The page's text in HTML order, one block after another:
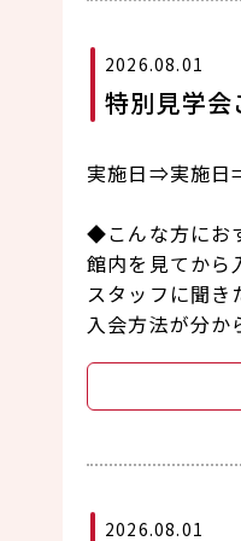
2026.08.01
特別見学会
実施日⇒実施
◆こんな方にお
館内を見てから
スタッフに聞き
入会方法が分か
2026.08.01